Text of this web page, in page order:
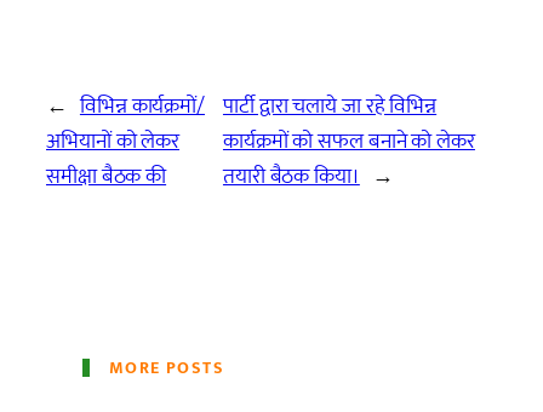
← विभिन्न कार्यक्रमों/
अभियानों को लेकर
समीक्षा बैठक की
पार्टी द्वारा चलाये जा रहे विभिन्न
कार्यक्रमों को सफल बनाने को लेकर
तयारी बैठक किया। →
MORE POSTS